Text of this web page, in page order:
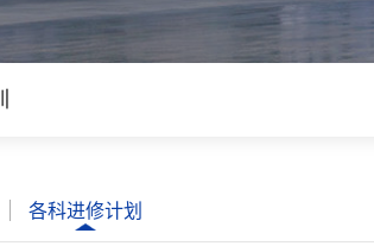
各科进修计划